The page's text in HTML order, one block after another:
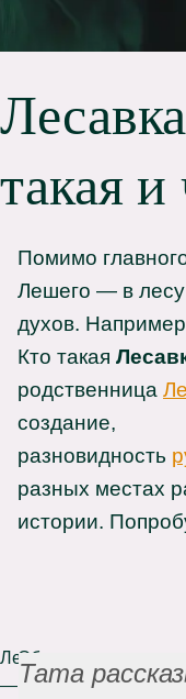
такая
Помимо
Лешего — в лесу
духов.
Кто такая
родственница
создание,
разновидность
разных местах
истории.
Лесавки
—
Облик
их
Тата